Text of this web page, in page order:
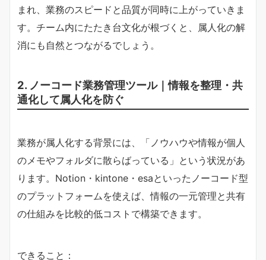
まれ、業務のスピードと品質が同時に上がっていきま
す。チーム内にたたき台文化が根づくと、属人化の解
消にも自然とつながるでしょう。
2. ノーコード業務管理ツール｜情報を整理・共
通化して属人化を防ぐ
業務が属人化する背景には、「ノウハウや情報が個人
のメモやフォルダに散らばっている」という状況があ
ります。Notion・kintone・esaといったノーコード型
のプラットフォームを使えば、情報の一元管理と共有
の仕組みを比較的低コストで構築できます。
できること：